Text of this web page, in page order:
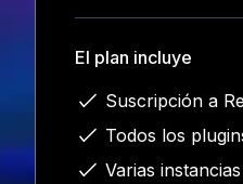
Loading...
El plan incluye
Suscripción a
Todos los
Varias